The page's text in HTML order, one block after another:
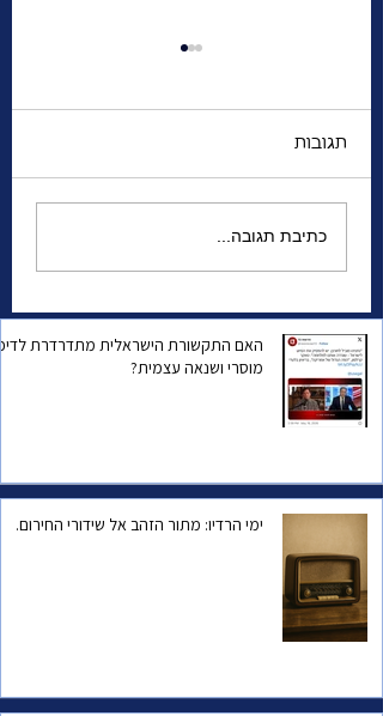
הגנרל שהשתגע | מה
ישראל, או הפחד שהוא
עצמו יישכח?
תגובות
כתיבת תגובה...
האם התקשורת הישראלית מתדרדרת
מוסרי ושנאה עצמית?
ימי הרדיו: מתור הזהב אל שידורי החירום.